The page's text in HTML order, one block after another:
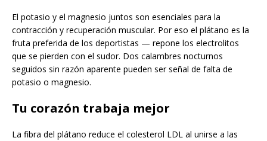
El potasio y el magnesio juntos son esenciales para la
contracción y recuperación muscular. Por eso el plátano es la
fruta preferida de los deportistas — repone los electrolitos
que se pierden con el sudor. Dos calambres nocturnos
seguidos sin razón aparente pueden ser señal de falta de
potasio o magnesio.
Tu corazón trabaja mejor
La fibra del plátano reduce el colesterol LDL al unirse a las